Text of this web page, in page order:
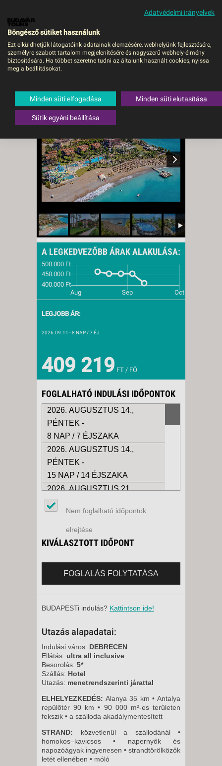
MENÜ
Justiniano Club Park Conti
Törökország,Török riviéra,Alanya
A LEGKEDVEZŐBB ÁRAK ALAKULÁSA:
LEGJOBB ÁR:
2026.09.11 - 8 NAP / 7 ÉJ
409 219 FT / FŐ
FOGLALHATÓ INDULÁSI IDŐPONTOK
2026. AUGUSZTUS 14.,
PÉNTEK -
8 NAP / 7 ÉJSZAKA
2026. AUGUSZTUS 14.,
PÉNTEK -
15 NAP / 14 ÉJSZAKA
2026. AUGUSZTUS 21.,
PÉNTEK -
15 NAP / 14 ÉJSZAKA
2026. AUGUSZTUS 21.,
PÉNTEK -
2026. AUGUSZTUS 28.,
2026. AUGUSZTUS 28.,
8 NAP / 7 ÉJSZAKA
2026. SZEPTEMBER 04.,
PÉNTEK -
8 NAP / 7 ÉJSZAKA
2026. SZEPTEMBER 04.,
PÉNTEK -
15 NAP / 14 ÉJSZAKA
PÉNTEK -
8 NAP / 7 ÉJSZAKA
Nem foglalható időpontok
elrejtése
KIVÁLASZTOTT IDŐPONT
FOGLALÁS FOLYTATÁSA
BUDAPESTi indulás? Kattintson ide!
Utazás alapadatai:
Indulási város: DEBRECEN
Ellátás: ultra all inclusive
Besorolás: 5*
Szállás: Hotel
Utazás: menetrendszerinti járattal
ELHELYEZKEDÉS: Alanya 35 km • Antalya
repülőtér 90 km • 90 000 m²-es területen
fekszik • a szálloda akadálymentesített
STRAND: közvetlenül a szállodánál •
homokos–kavicsos • napernyők és
napozóágyak ingyenesen • strandtörölközők
letét ellenében • móló
Adatvédelmi irányelvek
Böngésző sütiket használunk
Ezt elküldhetjük látogatóink adatainak elemzésére, webhelyünk fejlesztésére,
személyre szabott tartalom megjelenítésére és nagyszerű webhely-élmény
biztosítására. Ha többet szeretne tudni az általunk használt cookies, nyissa
meg a beállításokat.
Minden süti elfogadása Minden süti elutasítása
Sütik egyéni beállítása